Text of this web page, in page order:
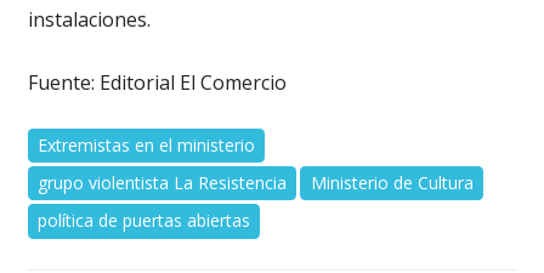
instalaciones.
Fuente: Editorial El Comercio
Extremistas en el ministerio
grupo violentista La Resistencia
Ministerio de Cultura
política de puertas abiertas